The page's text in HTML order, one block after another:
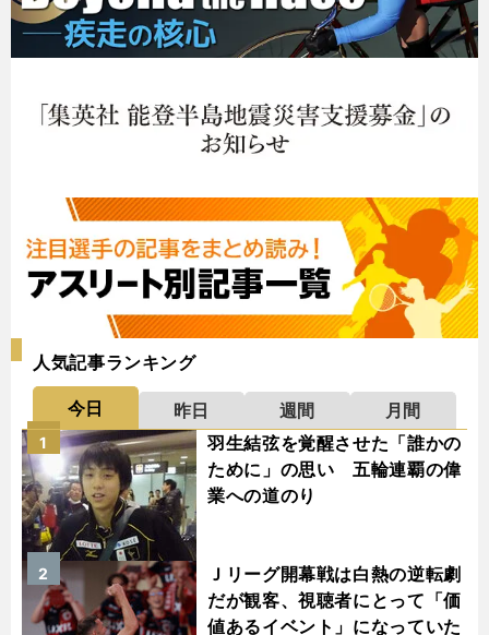
人気記事ランキング
今日 昨日 週間
月間
羽生結弦を覚醒させた「誰かの
ために」の思い 五輪連覇の偉
業への道のり
1
Ｊリーグ開幕戦は白熱の逆転劇
だが観客、視聴者にとって「価
値あるイベント」になっていた
2